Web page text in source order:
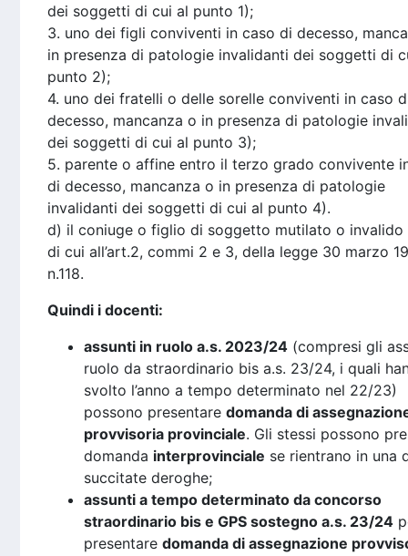
dei soggetti di cui al punto 1);
3. uno dei figli conviventi in caso di decesso,
in presenza di patologie invalidanti dei soggetti di
punto 2);
4. uno dei fratelli o delle sorelle conviventi in caso
decesso, mancanza o in presenza di patologie
dei soggetti di cui al punto 3);
5. parente o affine entro il terzo grado convivente
di decesso, mancanza o in presenza di patologie
invalidanti dei soggetti di cui al punto 4).
d) il coniuge o figlio di soggetto mutilato o invalido
di cui all’art.2, commi 2 e 3, della legge 30 marzo
n.118.
Quindi i docenti:
assunti in ruolo a.s. 2023/24 (compresi gli
ruolo da straordinario bis a.s. 23/24, i quali
svolto l’anno a tempo determinato nel 22/23)
possono presentare domanda di
provvisoria provinciale. Gli stessi possono
domanda interprovinciale se rientrano in una
succitate deroghe;
assunti a tempo determinato da concorso
straordinario bis e GPS sostegno a.s. 23/24
presentare domanda di assegnazione